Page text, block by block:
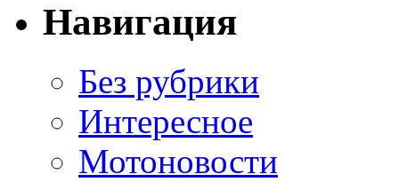
Навигация
Без рубрики
Интересное
Мотоновости